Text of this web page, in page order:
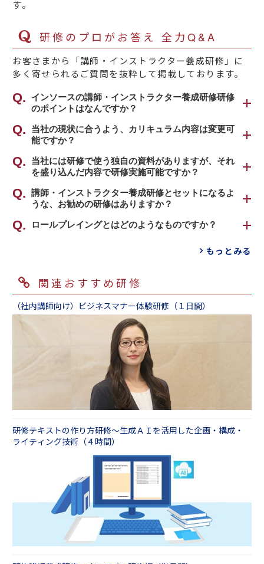
す。
研修のプロがお答え 全力Q&A
お客さまから「講師・インストラクター養成研修」に
多く寄せられるご質問を抜粋して掲載しております。
インソースの講師・インストラクター養成研修研修
のポイントはなんですか？
「現役のプロの講師が、①研修企画②インスト
ラクション③コミュニケーションの３つのスキ
ルを自らの経験も交えながらわかりやすく講
義・演習を行うこと」です。
いるだけではなく、知識・経験のバラつきがあ
る受講者それぞれに対して、いかに理解しやす
く講義・演習を行うことができるか、という点
うに、講義や演習を構成しております。また、
フィードバックを受けることで自らの講師スキ
ルを客観的に把握することが可能です。
当社の現状に合うよう、カリキュラム内容は変更可
能ですか？
可能です。
当該研修の効果を最も高めるには、貴社の講
師・インストラクターの方々が現場で実際にお
使いになる資料をもとにロールプレイを行い、
要です。
ベル感を調整いたします。
カスタマイズ例①：４月の新入社員研修で初め
てビジネスマナーの講師をする方向け
（社内講師向け）ビジネスマナー体験研修（１
カスタマイズ例②：講師経験がある方で更なる
スキルアップも求める方向け
社内講師養成研修 中級編（１日間）
当社には研修で使う独自の資料がありますが、それ
を盛り込んだ内容で研修実施可能ですか？
柔軟に盛り込ませていただきます。
主に、貴社の独自のテキストをもとにロールプ
レイを実施いたします。研修内の随所におい
て、当社の講師が講師スキルのフィードバック
講師・インストラクター養成研修とセットになるよ
うな、お勧めの研修はありますか？
講師・インストラクター養成研修とセットでの
るとき以外の場面で、講師に必要とされるスキ
社内講師養成研修 ～研修体系とカリキュラム
の作り方編（１日間）」
社内研修テキスト作成研修 ～基本編（１日
ロールプレイングとはどのようなものですか？
ロールプレイの題材は大きく２パターンござい
①当社で用意する題材
「接遇」や「クレーム対応」など汎用的な題材
をご用意させていただきます。講師派遣型の研
修の場合はその他にも多様な題材をご用意可能
なので、営業担当者までご相談ください。
②貴社独自題材
貴社で使用されている研修テキスト、業務マニ
ュアルなどがございましたら、ロールプレイの
題材とさせていただきます。
もっとみる
関連おすすめ研修
（社内講師向け）ビジネスマナー体験研修（１日間）
研修テキストの作り方研修～生成ＡＩを活用した企画・構成・
ライティング技術（４時間）